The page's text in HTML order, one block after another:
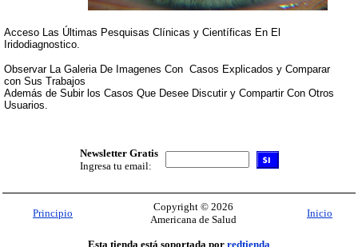
Acceso Las Últimas Pesquisas Clínicas y Científicas En El
Iridodiagnostico.
Observar La Galeria De Imagenes Con Casos Explicados y Comparar
con Sus Trabajos
Además de Subir los Casos Que Desee Discutir y Compartir Con Otros
Usuarios.
Newsletter Gratis
Ingresa tu email:
Principio
Copyright © 2026
Americana de Salud
Inicio
Esta tienda está soportada por redtienda